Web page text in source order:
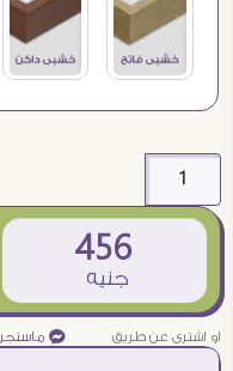
456
جنيه
او اشترى عن طريق ¥ ماسنجر